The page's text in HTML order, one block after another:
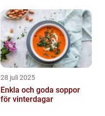
28 juli 2025
Enkla och goda soppor
för vinterdagar